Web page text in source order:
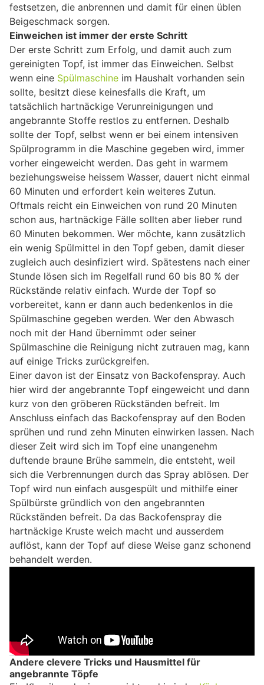
festsetzen, die anbrennen und damit für einen üblen
Beigeschmack sorgen.
Einweichen ist immer der erste Schritt
Der erste Schritt zum Erfolg, und damit auch zum
gereinigten Topf, ist immer das Einweichen. Selbst
wenn eine Spülmaschine im Haushalt vorhanden sein
sollte, besitzt diese keinesfalls die Kraft, um
tatsächlich hartnäckige Verunreinigungen und
angebrannte Stoffe restlos zu entfernen. Deshalb
sollte der Topf, selbst wenn er bei einem intensiven
Spülprogramm in die Maschine gegeben wird, immer
vorher eingeweicht werden. Das geht in warmem
beziehungsweise heissem Wasser, dauert nicht einmal
60 Minuten und erfordert kein weiteres Zutun.
Oftmals reicht ein Einweichen von rund 20 Minuten
schon aus, hartnäckige Fälle sollten aber lieber rund
60 Minuten bekommen. Wer möchte, kann zusätzlich
ein wenig Spülmittel in den Topf geben, damit dieser
zugleich auch desinfiziert wird. Spätestens nach einer
Stunde lösen sich im Regelfall rund 60 bis 80 % der
Rückstände relativ einfach. Wurde der Topf so
vorbereitet, kann er dann auch bedenkenlos in die
Spülmaschine gegeben werden. Wer den Abwasch
noch mit der Hand übernimmt oder seiner
Spülmaschine die Reinigung nicht zutrauen mag, kann
auf einige Tricks zurückgreifen.
Einer davon ist der Einsatz von Backofenspray. Auch
hier wird der angebrannte Topf eingeweicht und dann
kurz von den gröberen Rückständen befreit. Im
Anschluss einfach das Backofenspray auf den Boden
sprühen und rund zehn Minuten einwirken lassen. Nach
dieser Zeit wird sich im Topf eine unangenehm
duftende braune Brühe sammeln, die entsteht, weil
sich die Verbrennungen durch das Spray ablösen. Der
Topf wird nun einfach ausgespült und mithilfe einer
Spülbürste gründlich von den angebrannten
Rückständen befreit. Da das Backofenspray die
hartnäckige Kruste weich macht und ausserdem
auflöst, kann der Topf auf diese Weise ganz schonend
behandelt werden.
Andere clevere Tricks und Hausmittel für
angebrannte Töpfe